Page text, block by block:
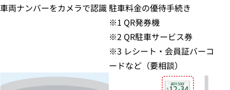
車両ナンバーをカメラで認識駐車料金の優待手続き
※1 QR発券機
※2 QR駐車サービス券
※3 レシート・会員証バーコ
ードなど（要相談）